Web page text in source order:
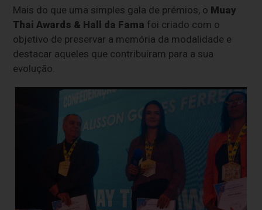
Mais do que uma simples gala de prémios, o Muay
Thai Awards & Hall da Fama foi criado com o
objetivo de preservar a memória da modalidade e
destacar aqueles que contribuíram para a sua
evolução.